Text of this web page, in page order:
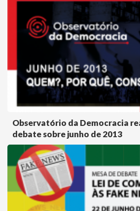
Observatório da Democracia
debate sobre junho de 2013